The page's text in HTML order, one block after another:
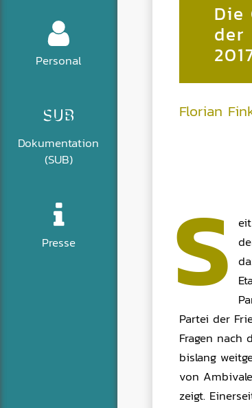
Personal
Dokumentation
(SUB)
Presse
Die
der
Florian
S
Partei der
Fragen nach
bislang
von
zeigt.